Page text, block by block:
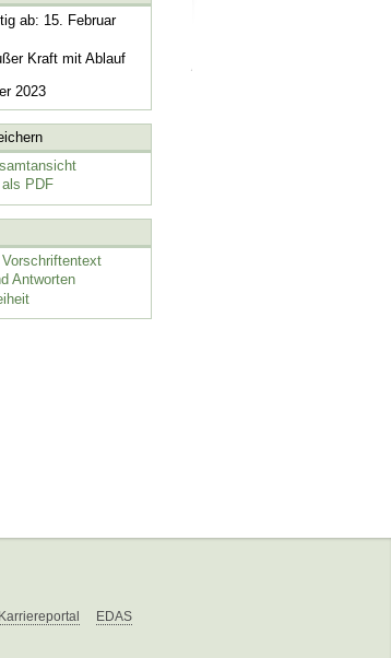
ab: 15. Februar
Kraft mit Ablauf
2023
PDF
Antworten
Karriereportal EDAS